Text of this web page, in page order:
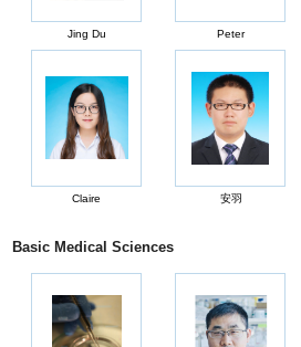
Jing Du Peter
Claire 安羽
Basic Medical Sciences